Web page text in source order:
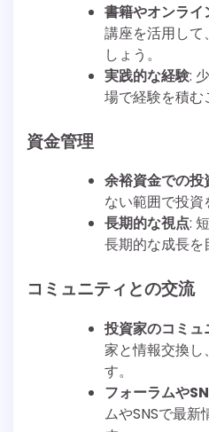
書籍やオンライ
講座を活用して
しょう。
実践的な経験:
場で経験を積む
資金管理
余裕資金での投
ない範囲で投資
長期的な視点:
長期的な成長を
コミュニティとの交流
投資家のコミュ
家と情報交換
す。
フォーラムや
ムやSNSで最